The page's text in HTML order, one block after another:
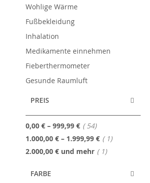
Wohlige Wärme
Fußbekleidung
Inhalation
Medikamente einnehmen
Fieberthermometer
Gesunde Raumluft
PREIS
0,00 € – 999,99 € 54Artikel
1.000,00 € – 1.999,99 € 1Artikel
2.000,00 € und mehr 1Artikel
FARBE